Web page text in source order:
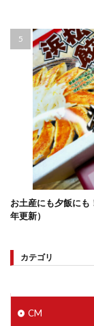
お土産にも夕飯に
年更新）
カテゴリ
CM